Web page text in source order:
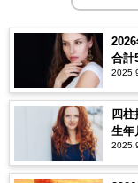
合計
四
生年